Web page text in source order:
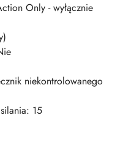
Only - wyłącznie
niekontrolowanego
15